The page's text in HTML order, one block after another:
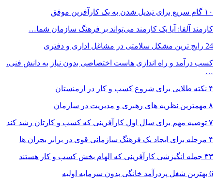
۱۰ گام سریع برای تبدیل شدن به یک کارآفرین موفق
کارمند آلفا: آیا یک کارمند می‌تواند بر فرهنگ سازمان شما…
24 رایج ترین مشکل سلامتی در مشاغل اداری و دفتری
کسب درآمد و راه اندازی هاست اختصاصی بدون نیاز به دانش فنی،
…
۴ نکته طلایی برای شروع کسب و کار در ارمنستان
۸ مهمترین نظریه های رهبری و مدیریت در سازمان
۷ توصیه مهم برای سال اول کارآفرینی که کسب و کارتان رشد کند
۴ مرحله برای ایجاد یک فرهنگ سازمانی قوی در برابر بحران ها
۳۳ جمله انگیزشی کارآفرینی که الهام بخش کسب و کار هستند
6 بهترین شغل پردرآمد خانگی بدون سرمایه اولیه